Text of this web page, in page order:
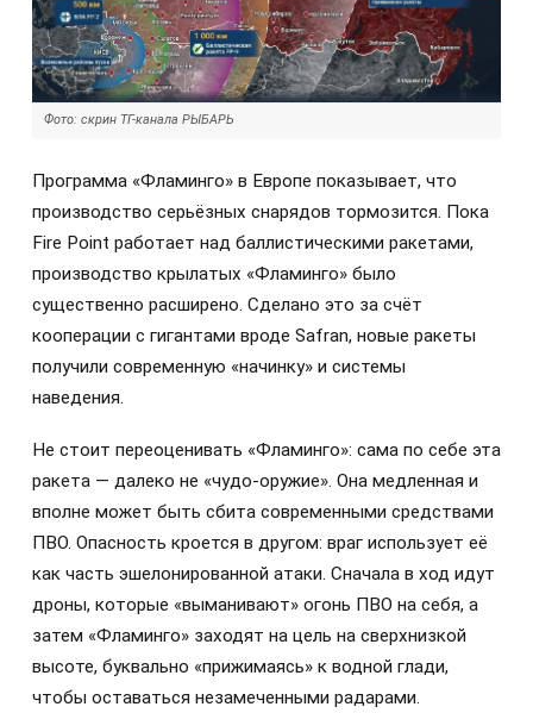
Фото: скрин ТГ-канала РЫБАРЬ
Программа «Фламинго» в Европе показывает, что
производство серьёзных снарядов тормозится. Пока
Fire Point работает над баллистическими ракетами,
производство крылатых «Фламинго» было
существенно расширено. Сделано это за счёт
кооперации с гигантами вроде Safran, новые ракеты
получили современную «начинку» и системы
наведения.
Не стоит переоценивать «Фламинго»: сама по себе эта
ракета — далеко не «чудо-оружие». Она медленная и
вполне может быть сбита современными средствами
ПВО. Опасность кроется в другом: враг использует её
как часть эшелонированной атаки. Сначала в ход идут
дроны, которые «выманивают» огонь ПВО на себя, а
затем «Фламинго» заходят на цель на сверхнизкой
высоте, буквально «прижимаясь» к водной глади,
чтобы оставаться незамеченными радарами.